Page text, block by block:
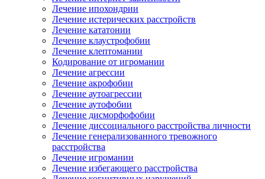
Лечение ипохондрии
Лечение истерических расстройств
Лечение кататонии
Лечение клаустрофобии
Лечение клептомании
Кодирование от игромании
Лечение агрессии
Лечение акрофобии
Лечение аутоагрессии
Лечение аутофобии
Лечение дисморфофобии
Лечение диссоциального расстройства личности
Лечение генерализованного тревожного
расстройства
Лечение игромании
Лечение избегающего расстройства